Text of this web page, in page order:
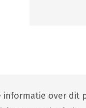
informatie over dit